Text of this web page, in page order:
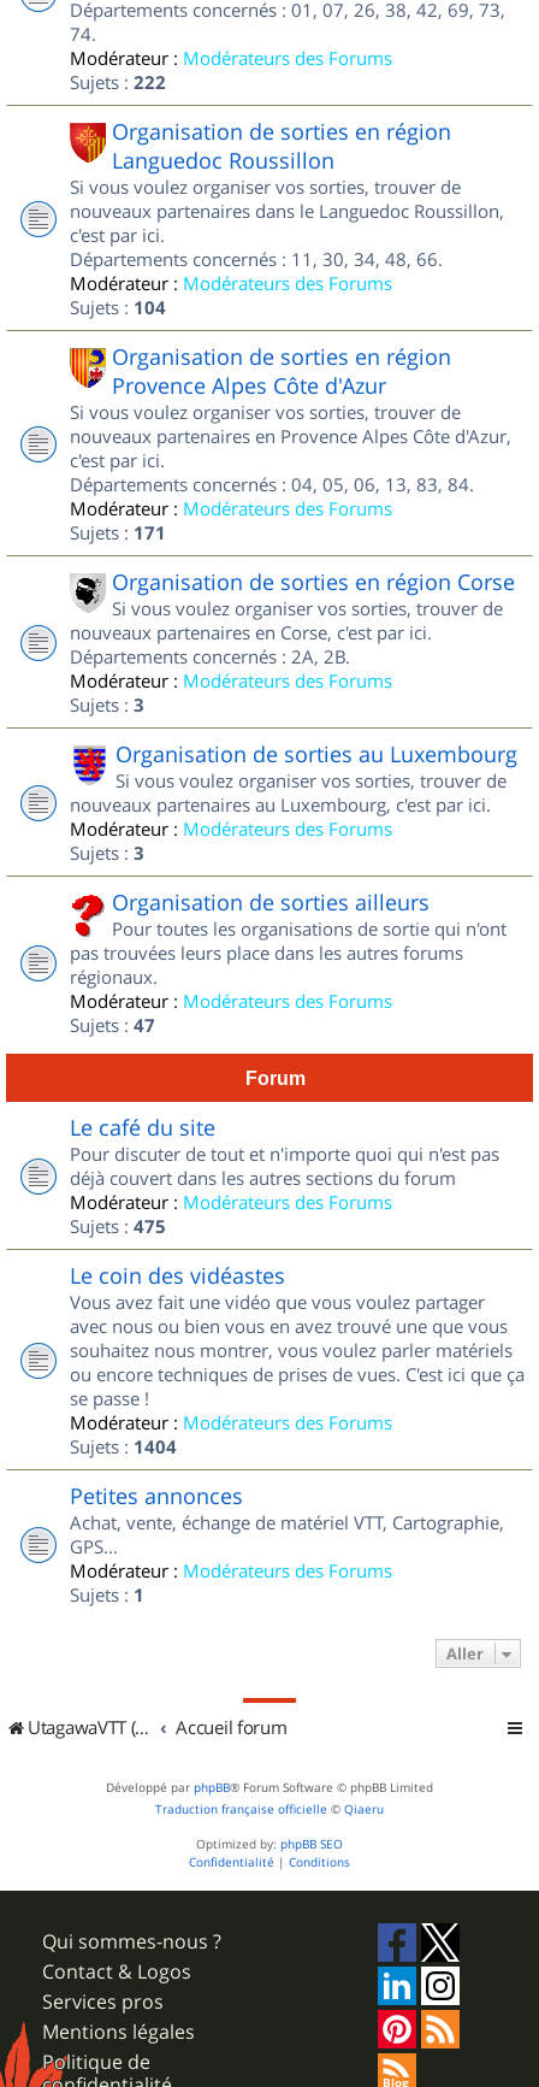
Départements concernés : 01, 07, 26, 38, 42, 69, 73,
74.
Modérateur : Modérateurs des Forums
Sujets : 222
Organisation de sorties en région
Languedoc Roussillon
Si vous voulez organiser vos sorties, trouver de
nouveaux partenaires dans le Languedoc Roussillon,
c'est par ici.
Départements concernés : 11, 30, 34, 48, 66.
Modérateur : Modérateurs des Forums
Sujets : 104
Organisation de sorties en région
Provence Alpes Côte d'Azur
Si vous voulez organiser vos sorties, trouver de
nouveaux partenaires en Provence Alpes Côte d'Azur,
c'est par ici.
Départements concernés : 04, 05, 06, 13, 83, 84.
Modérateur : Modérateurs des Forums
Sujets : 171
Organisation de sorties en région Corse
Si vous voulez organiser vos sorties, trouver de
nouveaux partenaires en Corse, c'est par ici.
Départements concernés : 2A, 2B.
Modérateur : Modérateurs des Forums
Sujets : 3
Organisation de sorties au Luxembourg
Si vous voulez organiser vos sorties, trouver de
nouveaux partenaires au Luxembourg, c'est par ici.
Modérateur : Modérateurs des Forums
Sujets : 3
Organisation de sorties ailleurs
Pour toutes les organisations de sortie qui n'ont
pas trouvées leurs place dans les autres forums
régionaux.
Modérateur : Modérateurs des Forums
Sujets : 47
Forum
Le café du site
Pour discuter de tout et n'importe quoi qui n'est pas
déjà couvert dans les autres sections du forum
Modérateur : Modérateurs des Forums
Sujets : 475
Le coin des vidéastes
Vous avez fait une vidéo que vous voulez partager
avec nous ou bien vous en avez trouvé une que vous
souhaitez nous montrer, vous voulez parler matériels
ou encore techniques de prises de vues. C'est ici que ça
se passe !
Modérateur : Modérateurs des Forums
Sujets : 1404
Petites annonces
Achat, vente, échange de matériel VTT, Cartographie,
GPS...
Modérateur : Modérateurs des Forums
Sujets : 1
Aller
UtagawaVTT (Randos VTT et VTTAE avec traces GPS) Accueil forum
Développé par phpBB® Forum Software © phpBB Limited
Traduction française officielle © Qiaeru
Optimized by: phpBB SEO
Confidentialité | Conditions
Qui sommes-nous ?
Contact & Logos
Services pros
Mentions légales
Politique de